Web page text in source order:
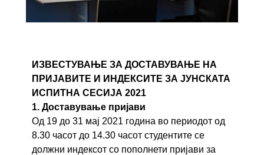
ИЗВЕСТУВАЊЕ ЗА ДОСТАВУВАЊЕ НА
ПРИЈАВИТЕ И ИНДЕКСИТЕ ЗА ЈУНСКАТА
ИСПИТНА СЕСИЈА 2021
1. Доставување пријави
Од 19 до 31 мај 2021 година во периодот од
8.30 часот до 14.30 часот студентите се
должни индексот со пополнети пријави за